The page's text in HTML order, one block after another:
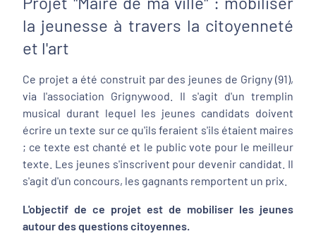
la jeunesse à travers la citoyenneté
et l'art
Ce projet a été construit par des jeunes de Grigny (91),
via l'association Grignywood. Il s'agit d'un tremplin
musical durant lequel les jeunes candidats doivent
écrire un texte sur ce qu'ils feraient s'ils étaient maires
; ce texte est chanté et le public vote pour le meilleur
texte. Les jeunes s'inscrivent pour devenir candidat. Il
s'agit d'un concours, les gagnants remportent un prix.
L'objectif de ce projet est de mobiliser les jeunes
autour des questions citoyennes.